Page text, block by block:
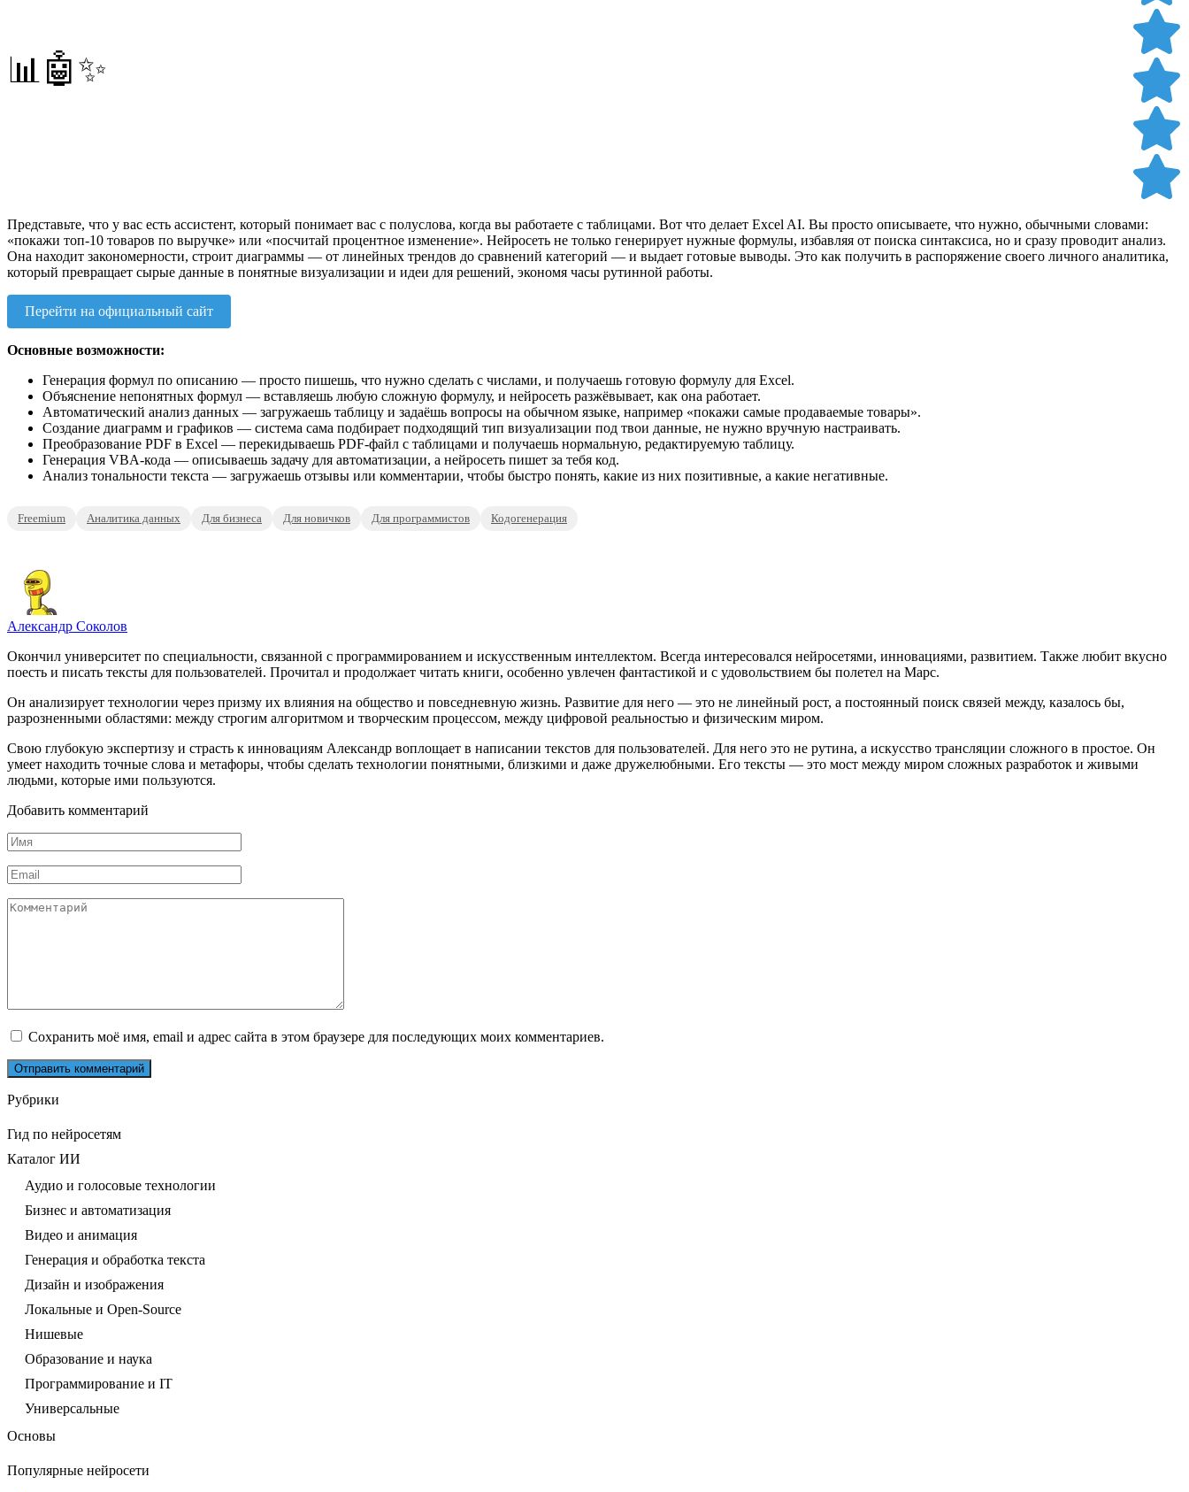
📊🤖✨
Представьте, что у вас есть ассистент, который понимает вас с полуслова, когда вы работаете с таблицами. Вот что делает Excel AI. Вы просто описываете, что нужно, обычными словами:
«покажи топ-10 товаров по выручке» или «посчитай процентное изменение». Нейросеть не только генерирует нужные формулы, избавляя от поиска синтаксиса, но и сразу проводит анализ.
Она находит закономерности, строит диаграммы — от линейных трендов до сравнений категорий — и выдает готовые выводы. Это как получить в распоряжение своего личного аналитика,
который превращает сырые данные в понятные визуализации и идеи для решений, экономя часы рутинной работы.
Перейти на официальный сайт
Основные возможности:
Генерация формул по описанию — просто пишешь, что нужно сделать с числами, и получаешь готовую формулу для Excel.
Объяснение непонятных формул — вставляешь любую сложную формулу, и нейросеть разжёвывает, как она работает.
Автоматический анализ данных — загружаешь таблицу и задаёшь вопросы на обычном языке, например «покажи самые продаваемые товары».
Создание диаграмм и графиков — система сама подбирает подходящий тип визуализации под твои данные, не нужно вручную настраивать.
Преобразование PDF в Excel — перекидываешь PDF-файл с таблицами и получаешь нормальную, редактируемую таблицу.
Генерация VBA-кода — описываешь задачу для автоматизации, а нейросеть пишет за тебя код.
Анализ тональности текста — загружаешь отзывы или комментарии, чтобы быстро понять, какие из них позитивные, а какие негативные.
Freemium Аналитика данных Для бизнеса Для новичков Для программистов Кодогенерация
Александр Соколов
Окончил университет по специальности, связанной с программированием и искусственным интеллектом. Всегда интересовался нейросетями, инновациями, развитием. Также любит вкусно
поесть и писать тексты для пользователей. Прочитал и продолжает читать книги, особенно увлечен фантастикой и с удовольствием бы полетел на Марс.
Он анализирует технологии через призму их влияния на общество и повседневную жизнь. Развитие для него — это не линейный рост, а постоянный поиск связей между, казалось бы,
разрозненными областями: между строгим алгоритмом и творческим процессом, между цифровой реальностью и физическим миром.
Свою глубокую экспертизу и страсть к инновациям Александр воплощает в написании текстов для пользователей. Для него это не рутина, а искусство трансляции сложного в простое. Он
умеет находить точные слова и метафоры, чтобы сделать технологии понятными, близкими и даже дружелюбными. Его тексты — это мост между миром сложных разработок и живыми
людьми, которые ими пользуются.
Добавить комментарий
Имя
*
Email
*
Комментарий
Сохранить моё имя, email и адрес сайта в этом браузере для последующих моих комментариев.
Рубрики
Гид по нейросетям
Каталог ИИ
Аудио и голосовые технологии
Бизнес и автоматизация
Видео и анимация
Генерация и обработка текста
Дизайн и изображения
Локальные и Open-Source
Нишевые
Образование и наука
Программирование и IT
Универсальные
Основы
Популярные нейросети